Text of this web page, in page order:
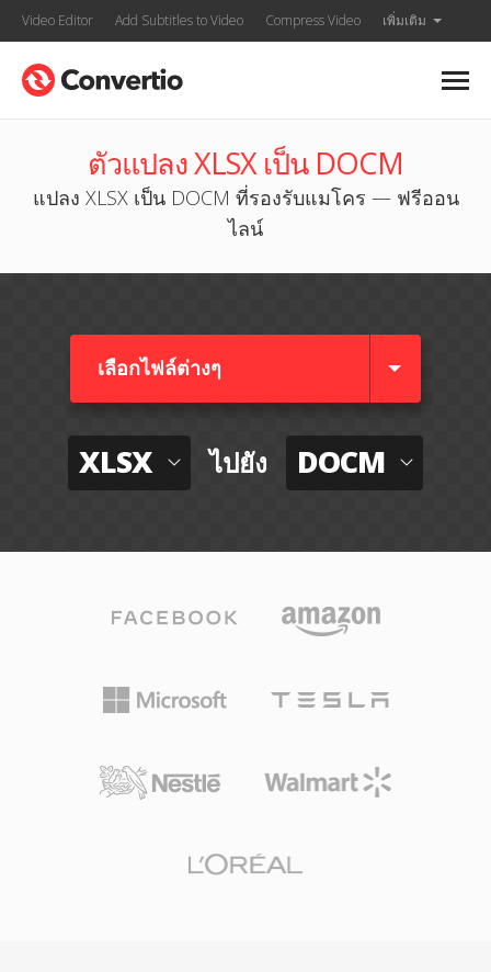
Video Editor Add Subtitles to Video Compress Video เพิ่มเติม
ตัวแปลง XLSX เป็น DOCM
แปลง XLSX เป็น DOCM ที่รองรับแมโคร — ฟรีออน
ไลน์
เลือกไฟล์ต่างๆ​
XLSX ไปยัง DOCM